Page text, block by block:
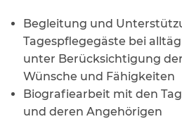
Begleitung und
Tagespflegegäste bei
unter Berücksichtigung
Wünsche und Fähigkeiten
Biografiearbeit mit den
und deren Angehörigen